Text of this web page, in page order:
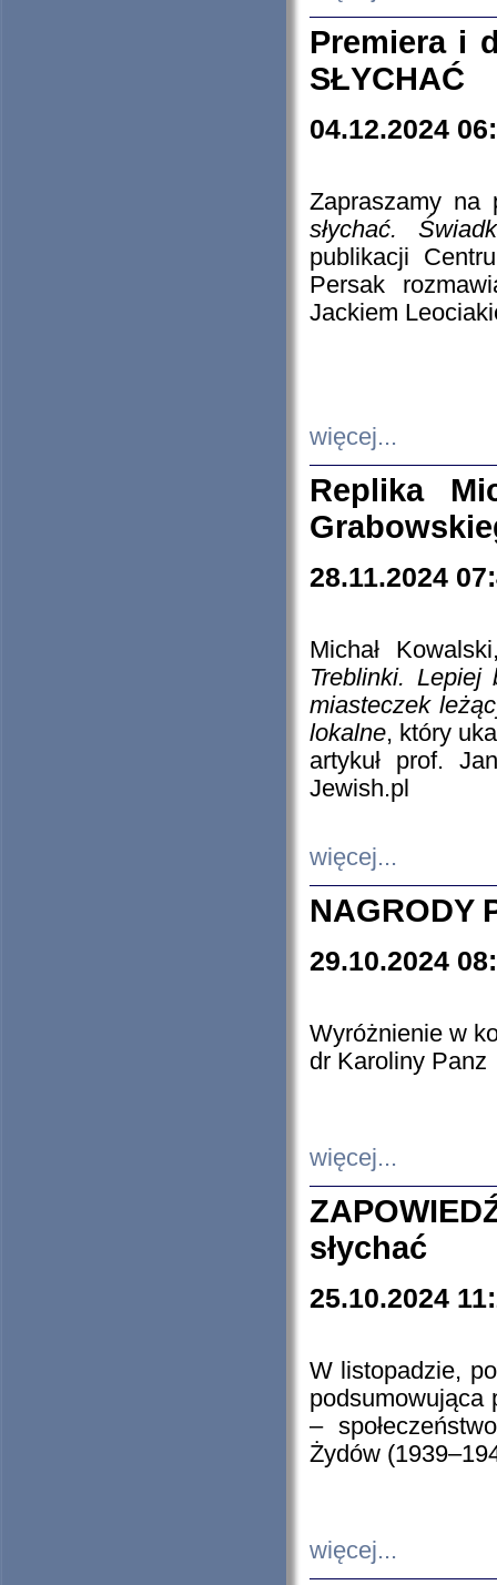
Premiera i
SŁYCHAĆ
04.12.2024
Zapraszamy
słychać.
publikacji
Persak
Jackiem
więcej...
Replika
28.11.2024
Michał
Treblinki. Lepiej
miasteczek
lokalne, który
artykuł prof.
Jewish.pl
więcej...
NAGRODY
29.10.2024
Wyróżnienie w
dr Karoliny Panz
więcej...
słychać
25.10.2024
W listopadzie,
podsumowująca
–
Żydów
więcej...